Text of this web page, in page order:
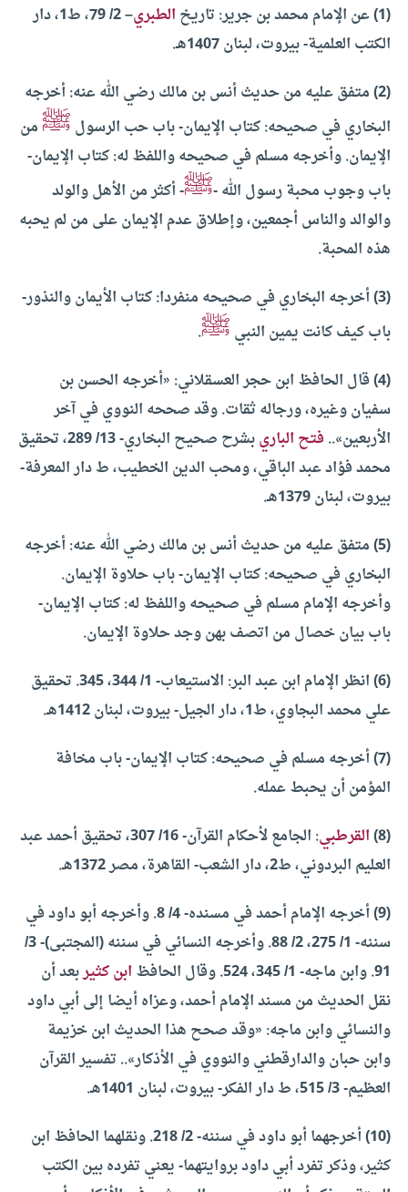
(1) عن الإمام محمد بن جرير: تاريخ الطبري
– 2/ 79، ط1، دار
الكتب العلمية- بيروت، لبنان 1407هـ.
(2) متفق عليه من حديث أنس بن مالك رضي الله عنه: أخرجه
البخاري في صحيحه: كتاب الإيمان- باب حب الرسول ﷺمن
الإيمان. وأخرجه مسلم في صحيحه واللفظ له: كتاب الإيمان-
باب وجوب محبة رسول الله -ﷺ- أكثر من الأهل والولد
والوالد والناس أجمعين، وإطلاق عدم الإيمان على من لم يحبه
هذه المحبة.
(3) أخرجه البخاري في صحيحه منفردا: كتاب الأيمان والنذور-
باب كيف كانت يمين النبي ﷺ.
(4) قال الحافظ ابن حجر العسقلاني: «أخرجه الحسن بن
سفيان وغيره، ورجاله ثقات. وقد صححه النووي في آخر
الأربعين».. فتح الباري
بشرح صحيح البخاري- 13/ 289، تحقيق
محمد فؤاد عبد الباقي، ومحب الدين الخطيب، ط دار المعرفة-
بيروت، لبنان 1379هـ.
(5) متفق عليه من حديث أنس بن مالك رضي الله عنه: أخرجه
البخاري في صحيحه: كتاب الإيمان- باب حلاوة الإيمان.
وأخرجه الإمام مسلم في صحيحه واللفظ له: كتاب الإيمان-
باب بيان خصال من اتصف بهن وجد حلاوة الإيمان.
(6) انظر الإمام ابن عبد البر: الاستيعاب- 1/ 344، 345. تحقيق
علي محمد البجاوي، ط1، دار الجيل- بيروت، لبنان 1412هـ.
(7) أخرجه مسلم في صحيحه: كتاب الإيمان- باب مخافة
المؤمن أن يحبط عمله.
(8)
القرطبي
: الجامع لأحكام القرآن- 16/ 307، تحقيق أحمد عبد
العليم البردوني، ط2، دار الشعب- القاهرة، مصر 1372هـ.
(9) أخرجه الإمام أحمد في مسنده- 4/ 8. وأخرجه أبو داود في
سننه- 1/ 275، 2/ 88. وأخرجه النسائي في سننه (المجتبى)- 3/
91. وابن ماجه- 1/ 345، 524. وقال الحافظ
ابن كثيربعد أن
نقل الحديث من مسند الإمام أحمد، وعزاه أيضا إلى أبي داود
والنسائي وابن ماجه: «وقد صحح هذا الحديث ابن خزيمة
وابن حبان والدارقطني والنووي في الأذكار».. تفسير القرآن
العظيم- 3/ 515، ط دار الفكر- بيروت، لبنان 1401هـ.
(10) أخرجهما أبو داود في سننه- 2/ 218. ونقلهما الحافظ ابن
كثير، وذكر تفرد أبي داود بروايتهما- يعني تفرده بين الكتب